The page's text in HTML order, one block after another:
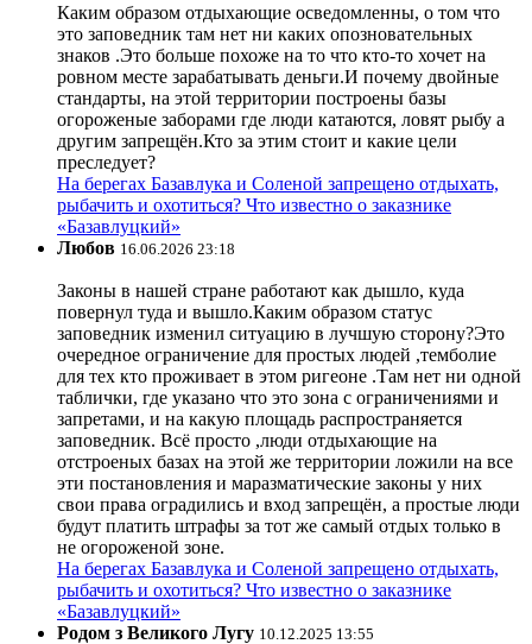
Каким образом отдыхающие осведомленны, о том что
это заповедник там нет ни каких опозновательных
знаков .Это больше похоже на то что кто-то хочет на
ровном месте зарабатывать деньги.И почему двойные
стандарты, на этой территории построены базы
огороженые заборами где люди катаются, ловят рыбу а
другим запрещён.Кто за этим стоит и какие цели
преследует?
На берегах Базавлука и Соленой запрещено отдыхать,
рыбачить и охотиться? Что известно о заказнике
«Базавлуцкий»
Любов 16.06.2026 23:18
Законы в нашей стране работают как дышло, куда
повернул туда и вышло.Каким образом статус
заповедник изменил ситуацию в лучшую сторону?Это
очередное ограничение для простых людей ,темболие
для тех кто проживает в этом ригеоне .Там нет ни одной
таблички, где указано что это зона с ограничениями и
запретами, и на какую площадь распространяется
заповедник. Всё просто ,люди отдыхающие на
отстроеных базах на этой же территории ложили на все
эти постановления и маразматические законы у них
свои права оградились и вход запрещён, а простые люди
будут платить штрафы за тот же самый отдых только в
не огороженой зоне.
На берегах Базавлука и Соленой запрещено отдыхать,
рыбачить и охотиться? Что известно о заказнике
«Базавлуцкий»
Родом з Великого Лугу 10.12.2025 13:55